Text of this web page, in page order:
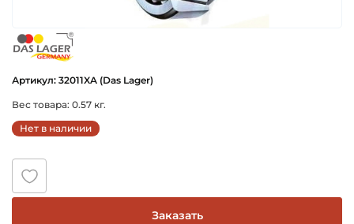
Артикул: 32011XA (Das Lager)
Вес товара: 0.57 кг.
Нет в наличии
Заказать